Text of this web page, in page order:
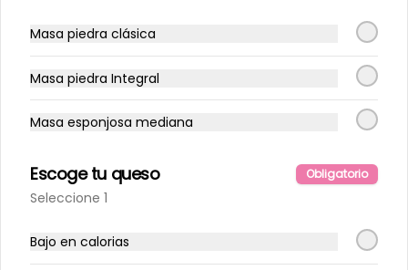
Conócenos
Delivery
Política de privacidad
Masa piedra clásica
Masa piedra Integral
Masa esponjosa mediana
Escoge tu queso Obligatorio
Seleccione 1
Bajo en calorias